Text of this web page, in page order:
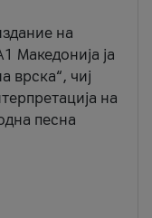
на
Македонија ја
врска“, чиј
на
песна